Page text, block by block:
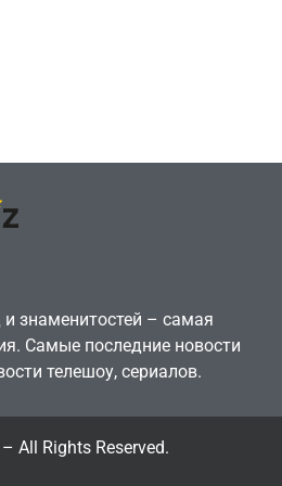
знаменитостей – самая
Самые последние новости
телешоу, сериалов.
All Rights Reserved.